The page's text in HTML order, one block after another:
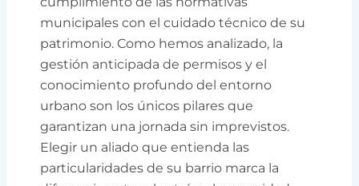
municipales con el cuidado técnico de su
patrimonio. Como hemos analizado, la
gestión anticipada de permisos y el
conocimiento profundo del entorno
urbano son los únicos pilares que
garantizan una jornada sin imprevistos.
Elegir un aliado que entienda las
particularidades de su barrio marca la